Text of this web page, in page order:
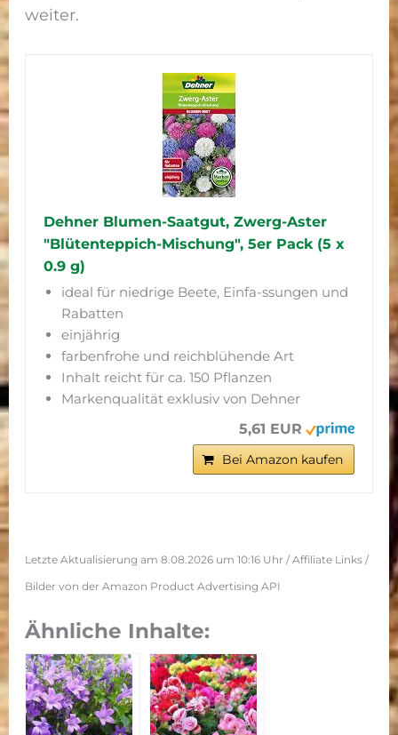
weiter.
Dehner Blumen-Saatgut, Zwerg-Aster
"Blütenteppich-Mischung", 5er Pack (5 x
0.9 g)
ideal für niedrige Beete, Einfa-ssungen und
Rabatten
einjährig
farbenfrohe und reichblühende Art
Inhalt reicht für ca. 150 Pflanzen
Markenqualität exklusiv von Dehner
5,61 EUR
Bei Amazon kaufen
Letzte Aktualisierung am 8.08.2026 um 10:16 Uhr / Affiliate Links /
Bilder von der Amazon Product Advertising API
Ähnliche Inhalte: